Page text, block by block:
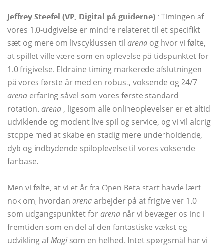
Jeffrey Steefel (VP, Digital på guiderne) : Timingen af ​​
vores 1.0-udgivelse er mindre relateret til et specifikt
sæt og mere om livscyklussen til arena og hvor vi følte,
at spillet ville være som en oplevelse på tidspunktet for
1.0 frigivelse. Eldraine timing markerede afslutningen
på vores første år med en robust, voksende og 24/7
arena erfaring såvel som vores første standard
rotation. arena , ligesom alle onlineoplevelser er et altid
udviklende og modent live spil og service, og vi vil aldrig
stoppe med at skabe en stadig mere underholdende,
dyb og indbydende spiloplevelse til vores voksende
fanbase.
Men vi følte, at vi et år fra Open Beta start havde lært
nok om, hvordan arenaarbejder på at frigive ver 1.0
som udgangspunktet forarena når vi bevæger os ind i
fremtiden som en del af den fantastiske vækst og
udvikling afMagi som en helhed. Intet spørgsmål har vi